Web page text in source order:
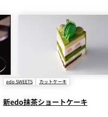
edo SWEETS カットケーキ
新edo抹茶ショートケーキ